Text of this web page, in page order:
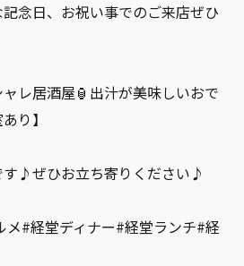
記念日、お祝い事でのご来店ぜひ
レ居酒屋🏮出汁が美味しいおで
り】
す♪ぜひお立ち寄りください♪
#経堂ディナー#経堂ランチ#経